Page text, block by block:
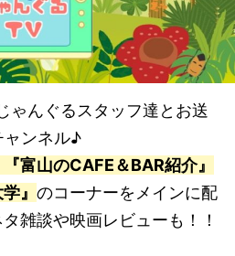
ゃんぐるスタッフ達とお送
ャンネル♪
富山のCAFE＆BAR紹介』
』 のコーナーをメインに配
雑談や映画レビューも！！